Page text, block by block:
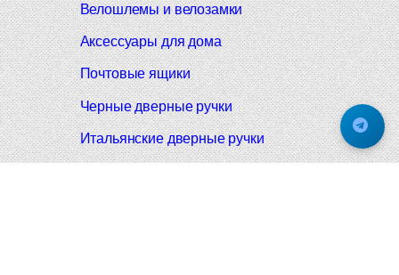
Велошлемы и велозамки
Аксессуары для дома
Почтовые ящики
Черные дверные ручки
Итальянские дверные ручки